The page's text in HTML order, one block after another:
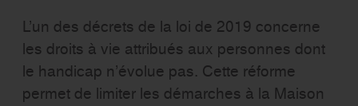
L’un des décrets de la loi de 2019 concerne
les droits à vie attribués aux personnes dont
le handicap n’évolue pas. Cette réforme
permet de limiter les démarches à la Maison